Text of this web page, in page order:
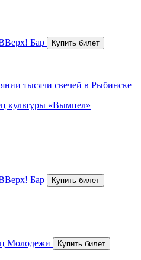
Бар
тысячи свечей в Рыбинске
культуры «Вымпел»
Бар
Молодежи